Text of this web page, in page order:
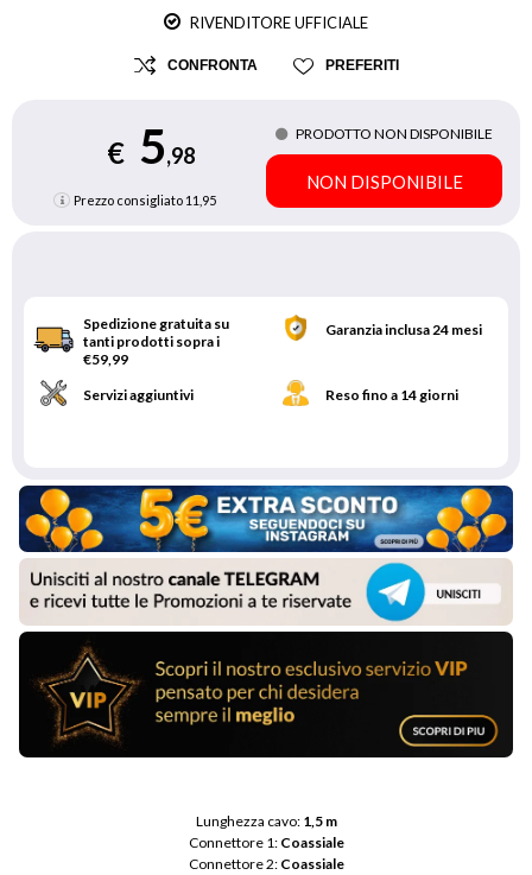
RIVENDITORE UFFICIALE
CONFRONTA PREFERITI
€ 5,98
Prezzo consigliato 11,95
PRODOTTO NON DISPONIBILE
NON DISPONIBILE
Spedizione gratuita su
tanti prodotti sopra i
€59,99
Garanzia inclusa 24 mesi
Servizi aggiuntivi Reso fino a 14 giorni
Lunghezza cavo: 1,5 m
Connettore 1: Coassiale
Connettore 2: Coassiale